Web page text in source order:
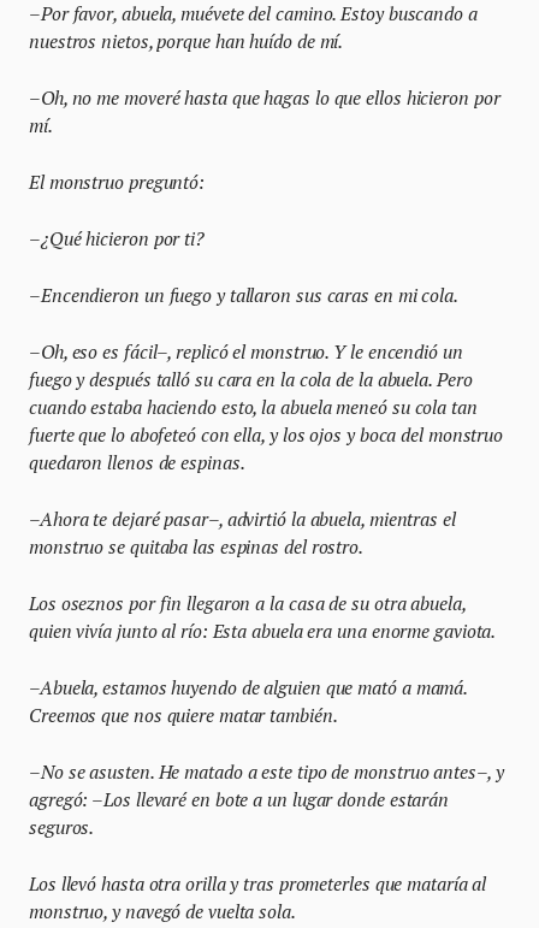
–Por favor, abuela, muévete del camino. Estoy buscando a
nuestros nietos, porque han huído de mí.
–Oh, no me moveré hasta que hagas lo que ellos hicieron por
mí.
El monstruo preguntó:
–¿Qué hicieron por ti?
–Encendieron un fuego y tallaron sus caras en mi cola.
–Oh, eso es fácil–, replicó el monstruo. Y le encendió un
fuego y después talló su cara en la cola de la abuela. Pero
cuando estaba haciendo esto, la abuela meneó su cola tan
fuerte que lo abofeteó con ella, y los ojos y boca del monstruo
quedaron llenos de espinas.
–Ahora te dejaré pasar–, advirtió la abuela, mientras el
monstruo se quitaba las espinas del rostro.
Los oseznos por fin llegaron a la casa de su otra abuela,
quien vivía junto al río: Esta abuela era una enorme gaviota.
–Abuela, estamos huyendo de alguien que mató a mamá.
Creemos que nos quiere matar también.
–No se asusten. He matado a este tipo de monstruo antes–, y
agregó: –Los llevaré en bote a un lugar donde estarán
seguros.
Los llevó hasta otra orilla y tras prometerles que mataría al
monstruo, y navegó de vuelta sola.